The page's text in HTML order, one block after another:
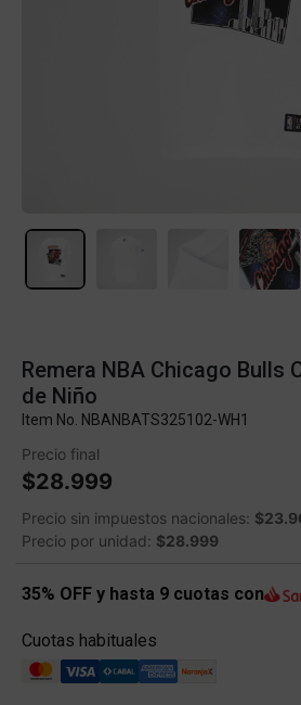
Remera NBA Chicago Bulls
de Niño
Item No. NBANBATS325102-WH1
Precio final
$28.999
Precio sin impuestos nacionales:
Precio por unidad: $28.999
35% OFF y hasta 9 cuotas con
Cuotas habituales